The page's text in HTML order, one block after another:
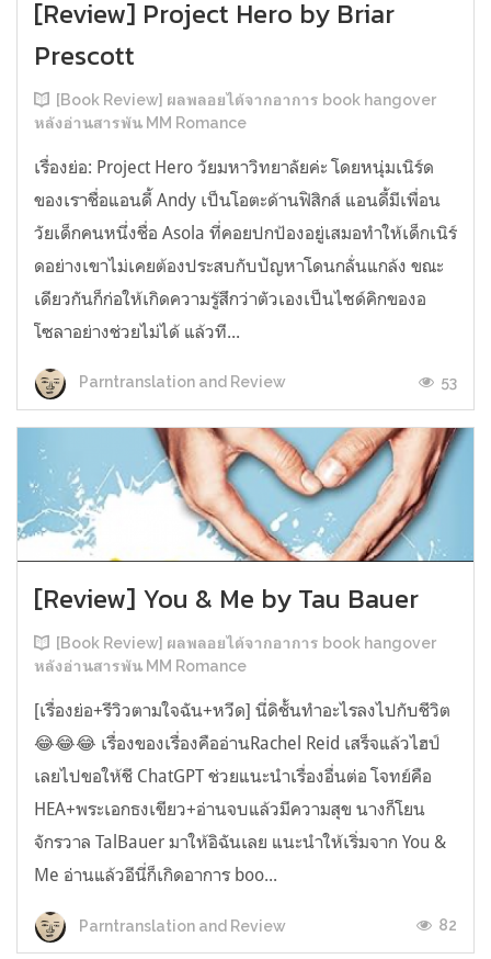
[Review] Project Hero by Briar
Prescott
[Book Review] ผลพลอยได้จากอาการ book hangover
หลังอ่านสารพัน MM Romance
เรื่องย่อ: Project Hero วัยมหาวิทยาลัยค่ะ โดยหนุ่มเนิร์ด
ของเราชื่อแอนดี้ Andy เป็นโอตะด้านฟิสิกส์ แอนดี้มีเพื่อน
วัยเด็กคนหนึ่งชื่อ Asola ที่คอยปกป้องอยู่เสมอทำให้เด็กเนิร์
ดอย่างเขาไม่เคยต้องประสบกับปัญหาโดนกลั่นแกล้ง ขณะ
เดียวกันก็ก่อให้เกิดความรู้สึกว่าตัวเองเป็นไซด์คิกของอ
โซลาอย่างช่วยไม่ได้ แล้วที...
Parntranslation and Review 53
[Review] You & Me by Tau Bauer
[Book Review] ผลพลอยได้จากอาการ book hangover
หลังอ่านสารพัน MM Romance
[เรื่องย่อ+รีวิวตามใจฉัน+หวีด] นี่ดิชั้นทำอะไรลงไปกับชีวิต
😂😂😂 เรื่องของเรื่องคืออ่านRachel Reid เสร็จแล้วไฮป์
เลยไปขอให้ชี ChatGPT ช่วยแนะนำเรื่องอื่นต่อ โจทย์คือ
HEA+พระเอกธงเขียว+อ่านจบแล้วมีความสุข นางก็โยน
จักรวาล TalBauer มาให้อิฉันเลย แนะนำให้เริ่มจาก You &
Me อ่านแล้วอีนี่ก็เกิดอาการ boo...
Parntranslation and Review 82